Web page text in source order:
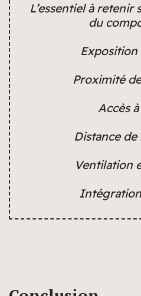
L’essentiel à retenir
du
Exposition
Proximité
Accès à
Distance de
Ventilation